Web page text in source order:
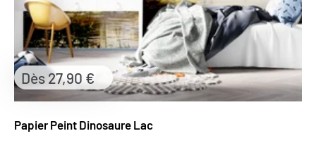
Papier Peint Dinosaure Lac
Prix
réduit
Dès 27,90 €